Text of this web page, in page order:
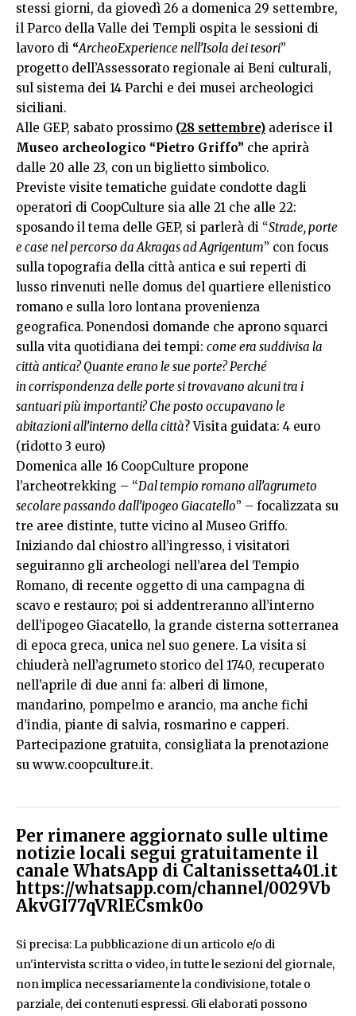
stessi giorni, da giovedì 26 a domenica 29 settembre,
il Parco della Valle dei Templi ospita le sessioni di
lavoro di “ArcheoExperience nell’Isola dei tesori”
progetto dell’Assessorato regionale ai Beni culturali,
sul sistema dei 14 Parchi e dei musei archeologici
siciliani.
Alle GEP, sabato prossimo (28 settembre) aderisce il
Museo archeologico “Pietro Griffo” che aprirà
dalle 20 alle 23, con un biglietto simbolico.
Previste visite tematiche guidate condotte dagli
operatori di CoopCulture sia alle 21 che alle 22:
sposando il tema delle GEP, si parlerà di “Strade, porte
e case nel percorso da Akragas ad Agrigentum” con focus
sulla topografia della città antica e sui reperti di
lusso rinvenuti nelle domus del quartiere ellenistico
romano e sulla loro lontana provenienza
geografica. Ponendosi domande che aprono squarci
sulla vita quotidiana dei tempi: come era suddivisa la
città antica? Quante erano le sue porte? Perché
in corrispondenza delle porte si trovavano alcuni tra i
santuari più importanti? Che posto occupavano le
abitazioni all’interno della città? Visita guidata: 4 euro
(ridotto 3 euro)
Domenica alle 16 CoopCulture propone
l’archeotrekking – “Dal tempio romano all’agrumeto
secolare passando dall’ipogeo Giacatello” – focalizzata su
tre aree distinte, tutte vicino al Museo Griffo.
Iniziando dal chiostro all’ingresso, i visitatori
seguiranno gli archeologi nell’area del Tempio
Romano, di recente oggetto di una campagna di
scavo e restauro; poi si addentreranno all’interno
dell’ipogeo Giacatello, la grande cisterna sotterranea
di epoca greca, unica nel suo genere. La visita si
chiuderà nell’agrumeto storico del 1740, recuperato
nell’aprile di due anni fa: alberi di limone,
mandarino, pompelmo e arancio, ma anche fichi
d’india, piante di salvia, rosmarino e capperi.
Partecipazione gratuita, consigliata la prenotazione
su www.coopculture.it.
Per rimanere aggiornato sulle ultime
notizie locali segui gratuitamente il
canale WhatsApp di Caltanissetta401.it
https://whatsapp.com/channel/0029Vb
AkvGI77qVRlECsmk0o
Si precisa: La pubblicazione di un articolo e/o di
un'intervista scritta o video, in tutte le sezioni del giornale,
non implica necessariamente la condivisione, totale o
parziale, dei contenuti espressi. Gli elaborati possono